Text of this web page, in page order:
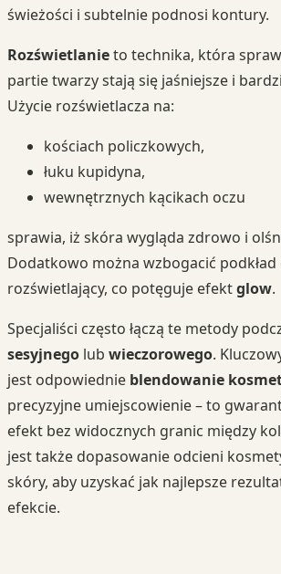
świeżości i subtelnie podnosi kontury.
Rozświetlanieto technika, która
partie twarzy stają się jaśniejsze i
Użycie rozświetlacza na:
kościach policzkowych,
łuku kupidyna,
wewnętrznych kącikach oczu
sprawia, iż skóra wygląda zdrowo i
Dodatkowo można wzbogacić
rozświetlający, co potęguje efektglow.
Specjaliści często łączą te metody
sesyjnego lub wieczorowego.
jest odpowiednie blendowanie
precyzyjne umiejscowienie – to
efekt bez widocznych granic między
jest także dopasowanie odcieni
skóry, aby uzyskać jak najlepsze
efekcie.